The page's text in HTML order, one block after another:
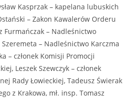
Kasprzak – kapelana lubuskich
– Zakon Kawalerów Orderu
Furmańczak – Nadleśnictwo
Szeremeta – Nadleśnictwo Karczma
– członek Komisji Promocji
Leszek Szewczyk – członek
Rady Łowieckiej, Tadeusz Świerak
z Krakowa, mł. insp. Tomasz